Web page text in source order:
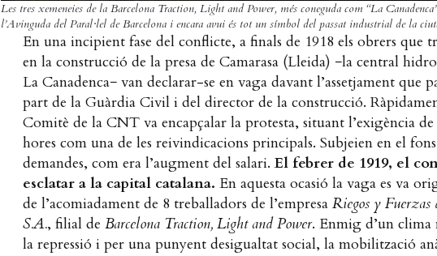
Les tres xemeneies de la Barcelona Traction, Light and Power, més coneguda com “La
l’Avinguda del Paral·lel de Barcelona i encara avui és tot un símbol del passat industrial de la
En una incipient fase del conflicte, a finals de 1918 els obrers que
en la construcció de la presa de Camarasa (Lleida) −la central
La Canadenca− van declarar-se en vaga davant l’assetjament que
part de la Guàrdia Civil i del director de la construcció.
Comitè de la CNT va encapçalar la protesta, situant l’exigència
hores com una de les reivindicacions principals. Subjeien en el
demandes, com era l’augment del salari.El febrer de 1919, el
esclatar a la capital catalana. En aquesta ocasió la vaga es va
de l’acomiadament de 8 treballadors de l’empresa Riegos y Fuerzas
S.A., filial de Barcelona Traction, Light and Power. Enmig d’un clima
la repressió i per una punyent desigualtat social, la mobilització